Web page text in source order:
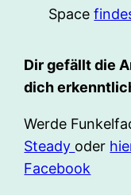
Space
Dir gefällt die
dich
Werde
Steady oder
Facebook